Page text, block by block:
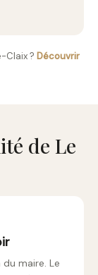
Claix ? Découvrir
de Le
maire. Le